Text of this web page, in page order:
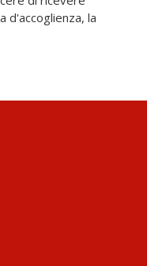
d'accoglienza, la